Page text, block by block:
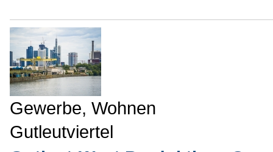
Gewerbe, Wohnen
Gutleutviertel